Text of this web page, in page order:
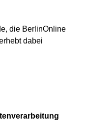
die BerlinOnline
dabei